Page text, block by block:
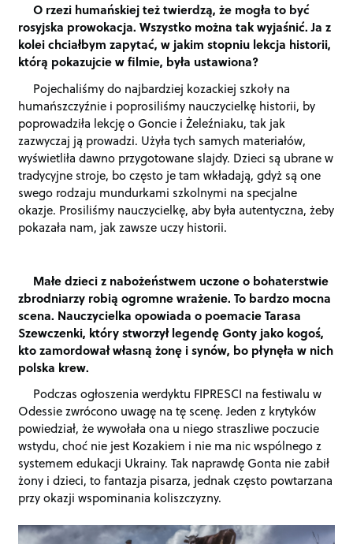
O rzezi humańskiej też twierdzą, że mogła to być
rosyjska prowokacja. Wszystko można tak wyjaśnić. Ja z
kolei chciałbym zapytać, w jakim stopniu lekcja historii,
którą pokazujcie w filmie, była ustawiona?
Pojechaliśmy do najbardziej kozackiej szkoły na
humańszczyźnie i poprosiliśmy nauczycielkę historii, by
poprowadziła lekcję o Goncie i Żeleźniaku, tak jak
zazwyczaj ją prowadzi. Użyła tych samych materiałów,
wyświetliła dawno przygotowane slajdy. Dzieci są ubrane w
tradycyjne stroje, bo często je tam wkładają, gdyż są one
swego rodzaju mundurkami szkolnymi na specjalne
okazje. Prosiliśmy nauczycielkę, aby była autentyczna, żeby
pokazała nam, jak zawsze uczy historii.
Małe dzieci z nabożeństwem uczone o bohaterstwie
zbrodniarzy robią ogromne wrażenie. To bardzo mocna
scena. Nauczycielka opowiada o poemacie Tarasa
Szewczenki, który stworzył legendę Gonty jako kogoś,
kto zamordował własną żonę i synów, bo płynęła w nich
polska krew.
Podczas ogłoszenia werdyktu FIPRESCI na festiwalu w
Odessie zwrócono uwagę na tę scenę. Jeden z krytyków
powiedział, że wywołała ona u niego straszliwe poczucie
wstydu, choć nie jest Kozakiem i nie ma nic wspólnego z
systemem edukacji Ukrainy. Tak naprawdę Gonta nie zabił
żony i dzieci, to fantazja pisarza, jednak często powtarzana
przy okazji wspominania koliszczyzny.